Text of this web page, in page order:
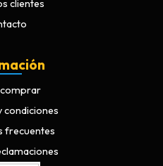
clientes
condiciones
frecuentes